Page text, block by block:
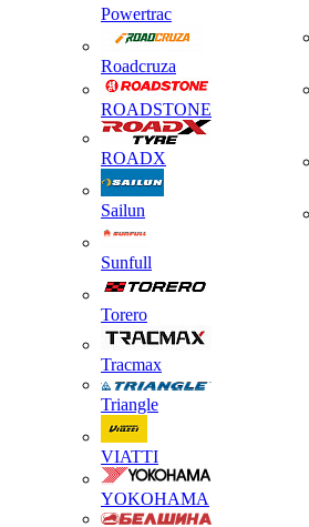
Powertrac
Roadcruza
ROADSTONE
ROADX
Sailun
Sunfull
Torero
Tracmax
Triangle
VIATTI
YOKOHAMA